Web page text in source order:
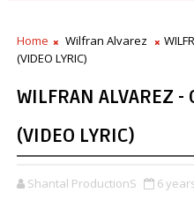
Home Wilfran Alvarez
(VIDEO LYRIC)
WILFRAN ALVAREZ
(VIDEO LYRIC)
Shantal ProductionS 6